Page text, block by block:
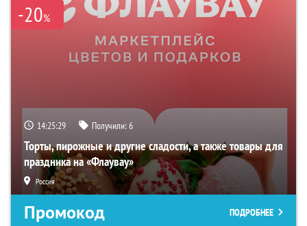
-20%
14:25:28 Получили:6
Торты, пирожные и другие сладости, а также товары для
праздника на «Флаувау»
Россия
Промокод ПОДРОБНЕЕ